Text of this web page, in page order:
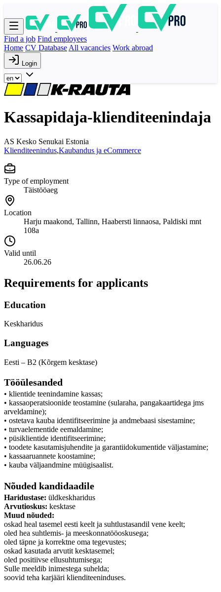
Find a job Find employees
Home CV Database All vacancies Work abroad
Login
Kassapidaja-klienditeenindaja
AS Kesko Senukai Estonia
Klienditeenindus,Kaubandus ja eCommerce
Type of employment
Täistööaeg
Location
Harju maakond, Tallinn, Haabersti linnaosa, Paldiski mnt
108a
Valid until
26.06.26
Requirements for applicants
Education
Keskharidus
Languages
Eesti – B2 (Kõrgem kesktase)
Tööülesanded
• klientide teenindamine kassas;
• kassaoperatsioonide teostamine (sularaha, pangakaartidega jms
arveldamine);
• ostetava kauba identifitseerimine ja andmebaasi sisestamine;
• turvaelementide eemaldamine;
• püsiklientide identifitseerimine;
• toodete kasutamisjuhendite ja garantiidokumentide väljastamine;
• kassaaruannete koostamine;
• kauba väljaandmine müügisaalist.
Nõuded kandidaadile
Haridustase: üldkeskharidus
Arvutioskus: kesktase
Muud nõuded:
oskad heal tasemel eesti keelt ja suhtlustasandil vene keelt;
oled hea suhtlemis- ja meeskonnatööoskusega;
oled täpne ja korrektne oma tegevustes;
oskad kasutada arvutit kesktasemel;
oled positiivse ellusuhtumisega;
Sulle meeldib inimestega suhelda;
soovid teha karjääri klienditeeninduses.